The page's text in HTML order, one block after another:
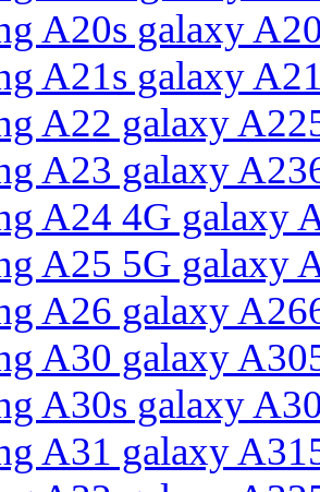
A20s galaxy
A21s galaxy
A22 galaxy
A23 galaxy
A24 4G galaxy
A25 5G galaxy
A26 galaxy
A30 galaxy
A30s galaxy
A31 galaxy